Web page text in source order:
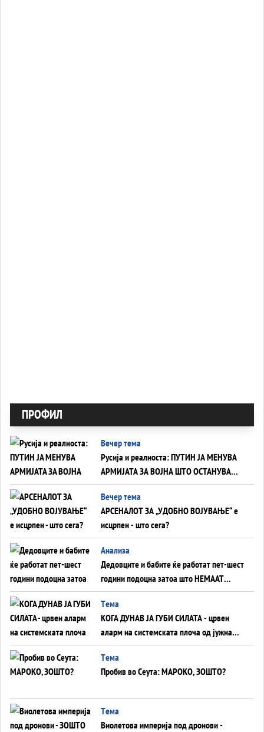
ПРОФИЛ
Вечер тема
Русија и реалноста: ПУТИН ЈА МЕНУВА
АРМИЈАТА ЗА ВОЈНА ШТО ОСТАНУВА
БЕЗ ФРОНТ
Вечер тема
АРСЕНАЛОТ ЗА „УДОБНО ВОЈУВАЊЕ“ е
исцрпен - што сега?
Анализа
Дедовците и бабите ќе работат пет-шест
години подоцна затоа што НЕМААТ
ВНУЦИ ДА ГИ ЗАМЕНАТ
Tема
КОГА ДУНАВ ЈА ГУБИ СИЛАТА - црвен
аларм на системската плоча од јужна
Германија до Црното Море...
Tема
Пробив во Сеута: МАРОКО, ЗОШТО?
Tема
Виолетова империја под дронови -